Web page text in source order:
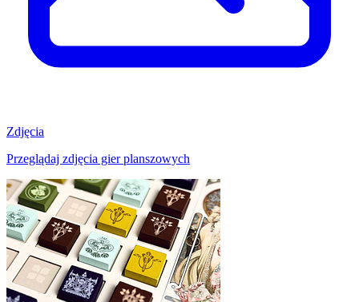
Zdjęcia
Przeglądaj zdjęcia gier planszowych